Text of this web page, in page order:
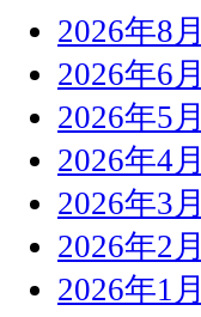
2026年8月
2026年6月
2026年5月
2026年4月
2026年3月
2026年2月
2026年1月